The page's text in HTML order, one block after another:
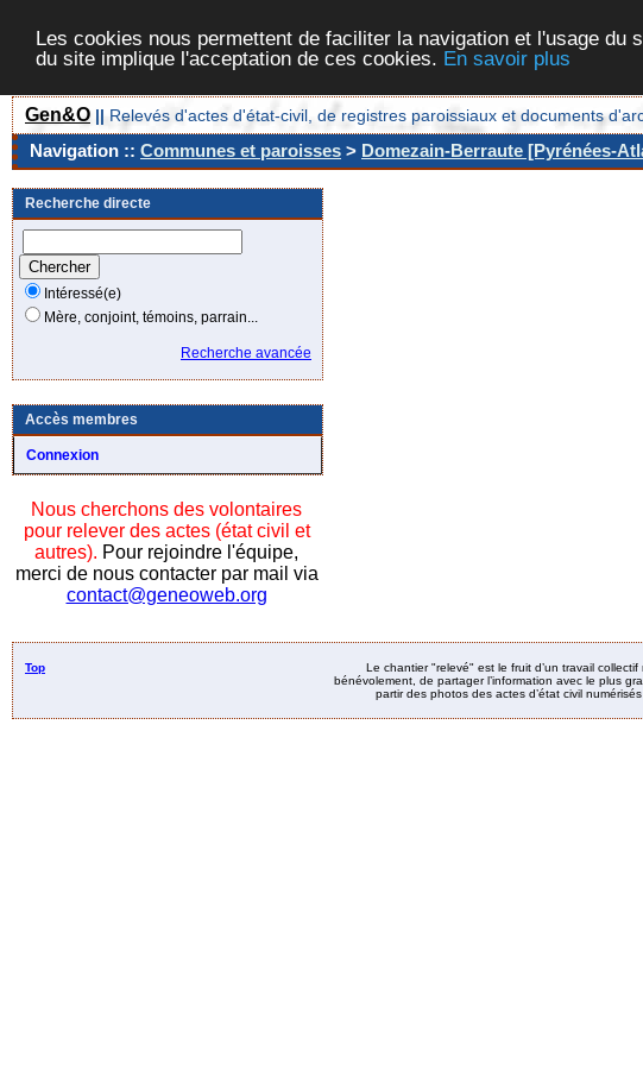
Les cookies nous permettent de faciliter la navigation et l'usage
du site implique l'acceptation de ces cookies. En savoir plus
Gen&O || Relevés d'actes d'état-civil, de registres paroissiaux et documents
Navigation :: Communes et paroisses > Domezain-Berraute [Pyrénées-
Recherche directe
Intéressé(e)
Mère, conjoint, témoins, parrain...
Recherche avancée
Accès membres
Connexion
Nous cherchons des volontaires
pour relever des actes (état civil et
autres). Pour rejoindre l'équipe,
merci de nous contacter par mail via
contact@geneoweb.org
Top
Le chantier "relevé" est le fruit d’un travail
bénévolement, de partager l’information avec le plus
partir des photos des actes d’état civil